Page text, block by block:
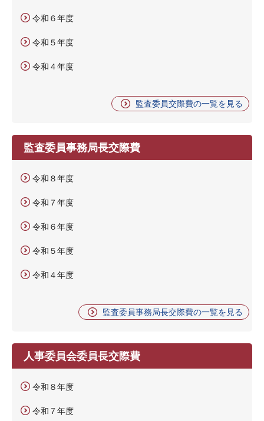
令和６年度
令和５年度
令和４年度
監査委員交際費の一覧を見る
監査委員事務局長交際費
令和８年度
令和７年度
令和６年度
令和５年度
令和４年度
監査委員事務局長交際費の一覧を見る
人事委員会委員長交際費
令和８年度
令和７年度